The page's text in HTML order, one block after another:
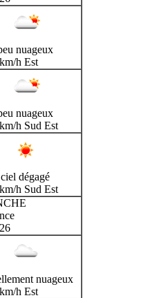
nuageux
h Est
nuageux
h Sud Est
ciel dégagé
h Sud Est
nuageux
h Est